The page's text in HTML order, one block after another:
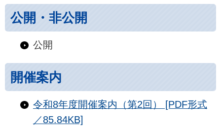
公開・非公開
公開
開催案内
令和8年度開催案内（第2回） [PDF形式
／85.84KB]